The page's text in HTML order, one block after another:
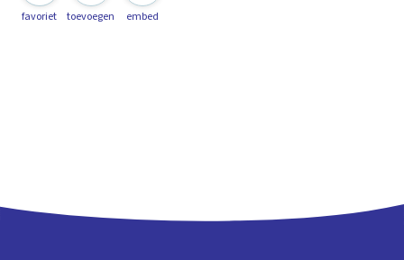
favoriet toevoegen embed